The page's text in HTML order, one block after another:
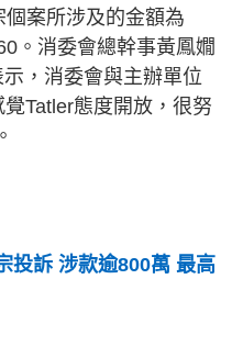
案所涉及的金額為
。消委會總幹事黃鳳嫺
，消委會與主辦單位
Tatler態度開放，很努
投訴 涉款逾800萬 最高